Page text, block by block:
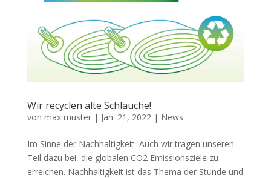
Wir recyclen alte Schläuche!
von max muster| Jan. 21, 2022| News
Im Sinne der Nachhaltigkeit Auch wir tragen unseren
Teil dazu bei, die globalen CO2 Emissionsziele zu
erreichen. Nachhaltigkeit ist das Thema der Stunde und